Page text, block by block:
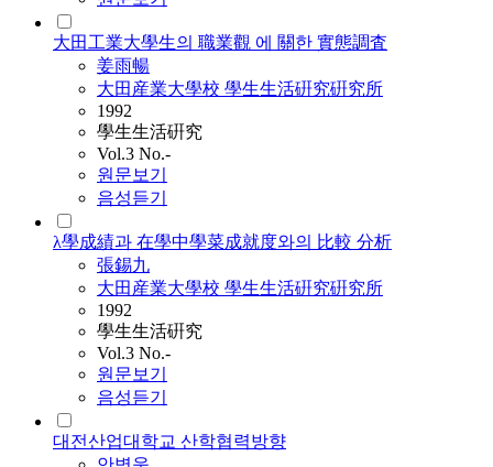
大田工業大學生의 職業觀 에 關한 實態調査
姜雨暢
大田産業大學校 學生生活硏究硏究所
1992
學生生活硏究
Vol.3 No.-
원문보기
음성듣기
λ學成績과 在學中學菜成就度와의 比較 分析
張錫九
大田産業大學校 學生生活硏究硏究所
1992
學生生活硏究
Vol.3 No.-
원문보기
음성듣기
대전산업대학교 산학협력방향